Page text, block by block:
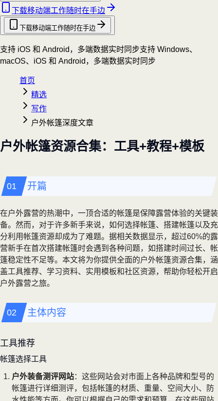
下载移动端工作随时在手边
下载移动端工作随时在手边
支持 iOS 和 Android，多端数据实时同步支持 Windows、
macOS、iOS 和 Android，多端数据实时同步
首页
精选
写作
户外帐篷深度文章
户外帐篷资源合集：工具+教程+模板
开篇
在户外露营的热潮中，一顶合适的帐篷是保障露营体验的关键装
备。然而，对于许多新手来说，如何选择帐篷、搭建帐篷以及充
分利用帐篷资源却成为了难题。据相关数据显示，超过60%的露
营新手在首次搭建帐篷时会遇到各种问题，如搭建时间过长、帐
篷稳定性不足等。本文将为你提供全面的户外帐篷资源合集，涵
盖工具推荐、学习资料、实用模板和社区资源，帮助你轻松开启
户外露营之旅。
主体内容
工具推荐
帐篷选择工具
户外装备测评网站：这些网站会对市面上各种品牌和型号的
帐篷进行详细测评，包括帐篷的材质、重量、空间大小、防